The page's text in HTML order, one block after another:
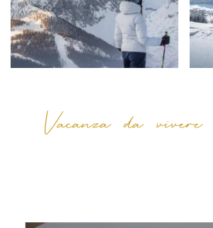
Vacanza da vivere